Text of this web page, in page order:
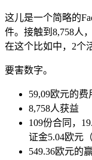
这儿是一个简略的
件。接触到8,758人
在这个比如中，2个
要害数字。
59,09欧元的费
8,758人获益
109份合同，
证金5.04欧元
549.36欧元的